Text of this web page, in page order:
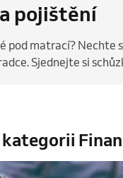
pojištění
pod matrací? Nechte
Sjednejte si